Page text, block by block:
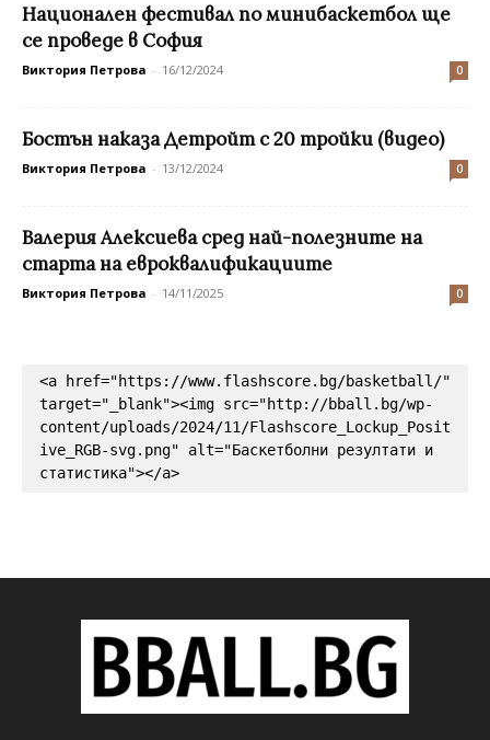
Национален фестивал по минибаскетбол ще
се проведе в София
Виктория Петрова - 16/12/2024 0
Бостън наказа Детройт с 20 тройки (видео)
Виктория Петрова - 13/12/2024 0
Валерия Алексиева сред най-полезните на
старта на евроквалификациите
Виктория Петрова - 14/11/2025 0
<a href="https://www.flashscore.bg/basketball/"
target="_blank"><img src="http://bball.bg/wp-
content/uploads/2024/11/Flashscore_Lockup_Posit
ive_RGB-svg.png" alt="Баскетболни резултати и
статистика"></a>